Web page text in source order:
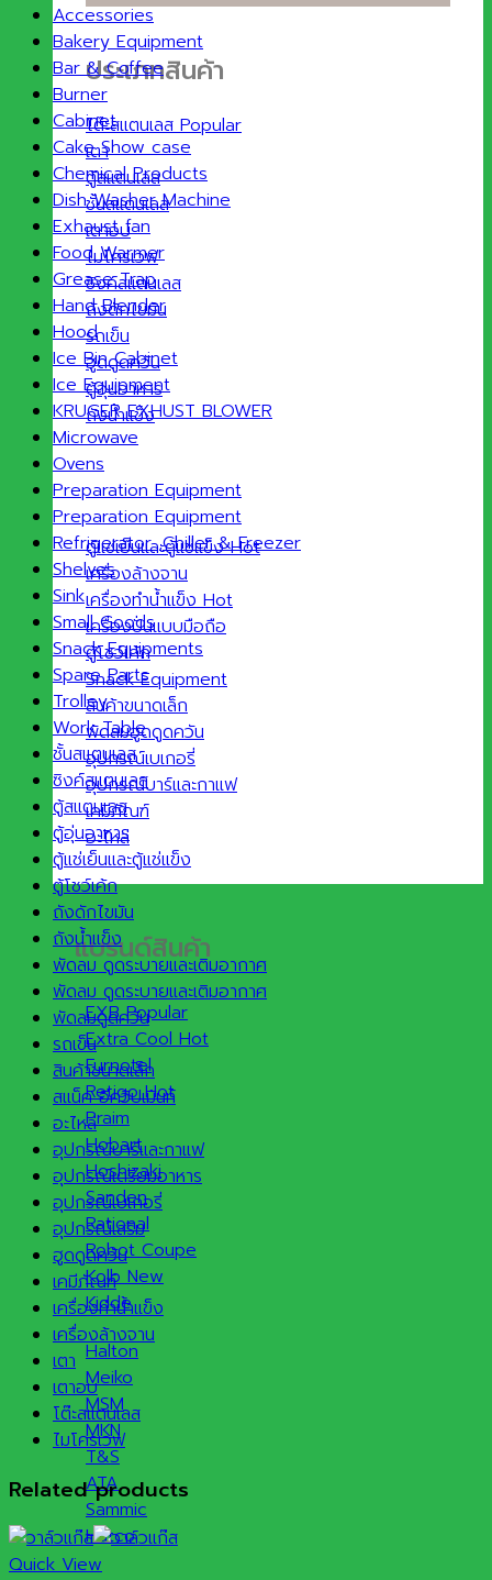
ประเภทสินค้า
โต๊ะสแตนเลส
เตา
ตู้สแตนเลส
ชั้นสแตนเลส
เตาอบ
ไมโครเวฟ
ซิงค์สแตนเลส
ถังดักไขมัน
รถเข็น
ฮูดดูดควัน
ตู้อุ่นอาหาร
ถังน้ำแข็ง
ตู้แช่เย็นและตู้แช่แข็ง
เครื่องล้างจาน
เครื่องทำน้ำแข็ง
เครื่องปั่นแบบมือถือ
ตู้โชว์เค้ก
Snack Equipment
สินค้าขนาดเล็ก
พัดลมฮูดดูดควัน
อุปกรณ์เบเกอรี่
อุปกรณ์บาร์และกาแฟ
เคมีภัณฑ์
อะไหล่
แบรนด์สินค้า
EXB
Extra Cool
Furnotel
Retigo
Praim
Hobart
Hoshizaki
Sanden
Rational
Robot Coupe
Kolb
Kidde
Halton
Meiko
MSM
MKN
T&S
ATA
Sammic
Hatco
Accessories
Bakery Equipment
Bar & Coffee
Burner
Cabinet
Cake Show case
Chemical Products
Dish Washer Machine
Exhaust fan
Food Warmer
Grease Trap
Hand Blender
Hood
Ice Bin Cabinet
Ice Equipment
KRUGER EXHUST BLOWER
Microwave
Ovens
Preparation Equipment
Preparation Equipment
Refrigerator ,Chiller & Freezer
Shelves
Sink
Small Goods
Snack Equipments
Spare Parts
Trolley
Work Table
ชั้นสแตนเลส
ซิงค์สแตนเลส
ตู้สแตนเลส
ตู้อุ่นอาหาร
ตู้แช่เย็นและตู้แช่แข็ง
ตู้โชว์เค้ก
ถังดักไขมัน
ถังน้ำแข็ง
พัดลม ดูดระบายและเติมอากาศ
พัดลม ดูดระบายและเติมอากาศ
พัดลมดูดควัน
รถเข็น
สินค้าขนาดเล็ก
สแน็ค อีควิปเม้นท์
อะไหล่
อุปกรณ์บาร์และกาแฟ
อุปกรณ์เตรียมอาหาร
อุปกรณ์เบเกอรี่
อุปกรณ์เสริม
ฮูดดูดควัน
เคมีภัณฑ์
เครื่องทำน้ำแข็ง
เครื่องล้างจาน
เตา
เตาอบ
โต๊ะสแตนเลส
ไมโครเวฟ
Related products
Quick View